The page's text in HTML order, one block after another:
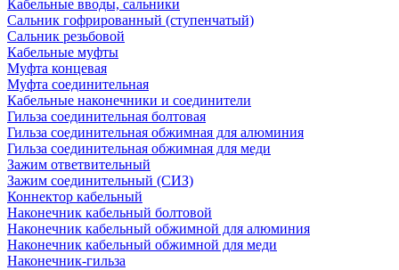
Кабельные вводы, сальники
Сальник гофрированный (ступенчатый)
Сальник резьбовой
Кабельные муфты
Муфта концевая
Муфта соединительная
Кабельные наконечники и соединители
Гильза соединительная болтовая
Гильза соединительная обжимная для алюминия
Гильза соединительная обжимная для меди
Зажим ответвительный
Зажим соединительный (СИЗ)
Коннектор кабельный
Наконечник кабельный болтовой
Наконечник кабельный обжимной для алюминия
Наконечник кабельный обжимной для меди
Наконечник-гильза